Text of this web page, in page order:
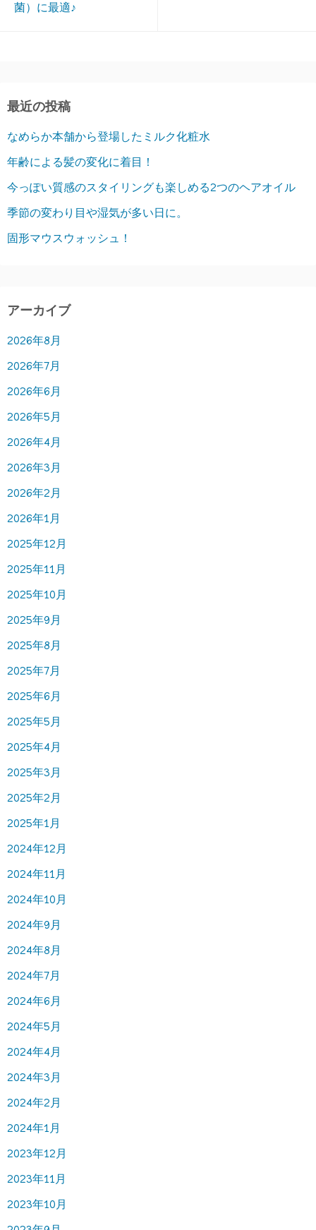
菌）に最適♪
最近の投稿
なめらか本舗から登場したミルク化粧水
年齢による髪の変化に着目！
今っぽい質感のスタイリングも楽しめる2つのヘアオイル
季節の変わり目や湿気が多い日に。
固形マウスウォッシュ！
アーカイブ
2026年8月
2026年7月
2026年6月
2026年5月
2026年4月
2026年3月
2026年2月
2026年1月
2025年12月
2025年11月
2025年10月
2025年9月
2025年8月
2025年7月
2025年6月
2025年5月
2025年4月
2025年3月
2025年2月
2025年1月
2024年12月
2024年11月
2024年10月
2024年9月
2024年8月
2024年7月
2024年6月
2024年5月
2024年4月
2024年3月
2024年2月
2024年1月
2023年12月
2023年11月
2023年10月